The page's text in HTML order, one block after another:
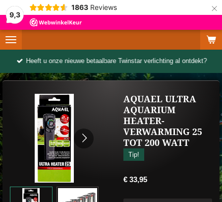
9,3
1863 Reviews ×
Heeft u onze nieuwe betaalbare Twinstar verlichting al ontdekt?
AQUAEL ULTRA
AQUARIUM
HEATER-
VERWARMING 25
TOT 200 WATT
Tip!
€ 33,95